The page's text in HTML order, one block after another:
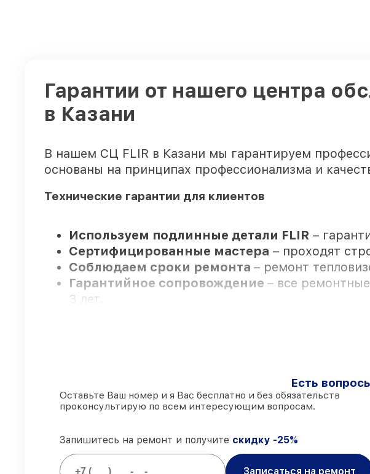
Гарантии от нашего центра
в Казани
В нашем СЦ FLIR в Казани мы гарантируем
основаны на принципах профессионализма и
Технические гарантии для клиентов
Используем подлинные детали FLIR –
Сертифицированные мастера – проходят
Соблюдаем сроки ремонта – ремонт
Гарантийное сопровождение – все
3 лет.
заказов выполняем в присутствии клиента
90%комплектующих FLIR готовы к установке в
Подлинные запчасти FLIR и надёжные
работ выполняются в тот же день, если
Есть
Оставьте Ваш номер и я Вас бесплатно и без обязательств
проконсультирую по всем интересующим вопросам.
Запишитесь на ремонт и получите скидку -25%
Записаться на ремонт